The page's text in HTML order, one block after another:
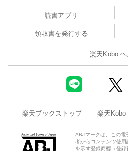
読書アプリ
領収書を発行する
楽天Kobo
楽天ブックストップ 楽天Kobo
ABJマークは、この電
者からコンテンツ使用
を示す登録商標（登